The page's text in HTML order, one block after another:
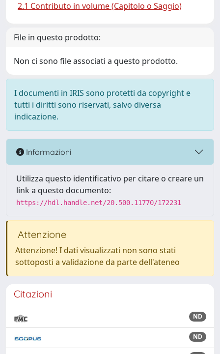
2.1 Contributo in volume (Capitolo o Saggio)
File in questo prodotto:
Non ci sono file associati a questo prodotto.
I documenti in IRIS sono protetti da copyright e
tutti i diritti sono riservati, salvo diversa
indicazione.
Informazioni
Utilizza questo identificativo per citare o creare un
link a questo documento:
https://hdl.handle.net/20.500.11770/172231
Attenzione
Attenzione! I dati visualizzati non sono stati
sottoposti a validazione da parte dell'ateneo
Citazioni
ND
ND